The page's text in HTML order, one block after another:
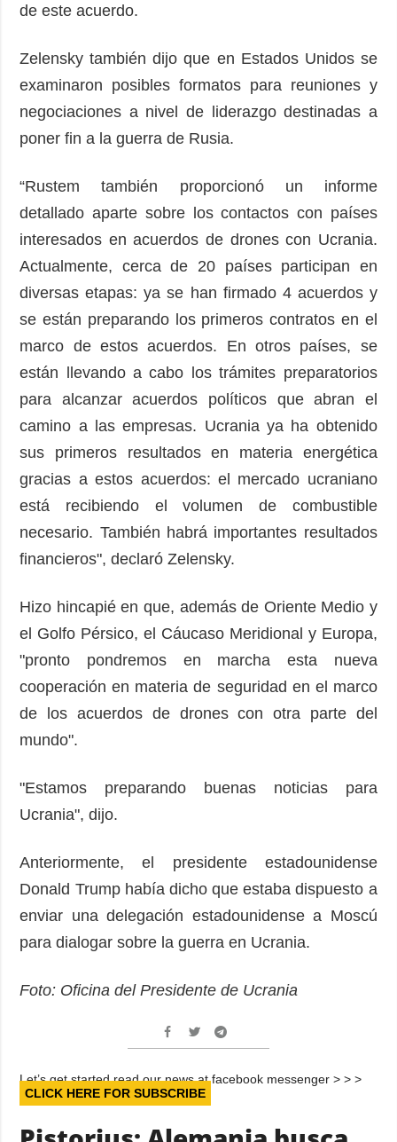
de este acuerdo.
Zelensky también dijo que en Estados Unidos se
examinaron posibles formatos para reuniones y
negociaciones a nivel de liderazgo destinadas a
poner fin a la guerra de Rusia.
“Rustem también proporcionó un informe
detallado aparte sobre los contactos con países
interesados ​​en acuerdos de drones con Ucrania.
Actualmente, cerca de 20 países participan en
diversas etapas: ya se han firmado 4 acuerdos y
se están preparando los primeros contratos en el
marco de estos acuerdos. En otros países, se
están llevando a cabo los trámites preparatorios
para alcanzar acuerdos políticos que abran el
camino a las empresas. Ucrania ya ha obtenido
sus primeros resultados en materia energética
gracias a estos acuerdos: el mercado ucraniano
está recibiendo el volumen de combustible
necesario. También habrá importantes resultados
financieros", declaró Zelensky.
Hizo hincapié en que, además de Oriente Medio y
el Golfo Pérsico, el Cáucaso Meridional y Europa,
"pronto pondremos en marcha esta nueva
cooperación en materia de seguridad en el marco
de los acuerdos de drones con otra parte del
mundo".
"Estamos preparando buenas noticias para
Ucrania", dijo.
Anteriormente, el presidente estadounidense
Donald Trump había dicho que estaba dispuesto a
enviar una delegación estadounidense a Moscú
para dialogar sobre la guerra en Ucrania.
Foto: Oficina del Presidente de Ucrania
Let’s get started read our news at facebook messenger > > >
CLICK HERE FOR SUBSCRIBE